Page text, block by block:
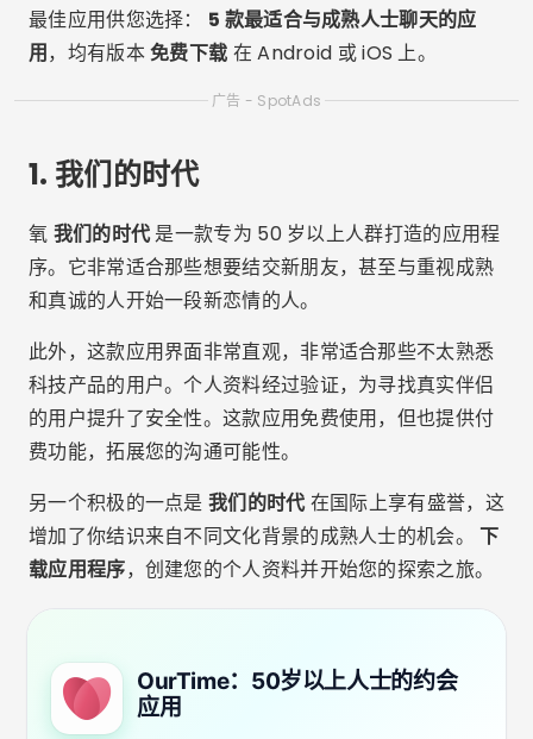
最佳应用供您选择： 5 款最适合与成熟人士聊天的应
用，均有版本免费下载 在 Android 或 iOS 上。
广告 - SpotAds
1. 我们的时代
氧 我们的时代是一款专为 50 岁以上人群打造的应用程
序。它非常适合那些想要结交新朋友，甚至与重视成熟
和真诚的人开始一段新恋情的人。
此外，这款应用界面非常直观，非常适合那些不太熟悉
科技产品的用户。个人资料经过验证，为寻找真实伴侣
的用户提升了安全性。这款应用免费使用，但也提供付
费功能，拓展您的沟通可能性。
另一个积极的一点是 我们的时代在国际上享有盛誉，这
增加了你结识来自不同文化背景的成熟人士的机会。下
载应用程序，创建您的个人资料并开始您的探索之旅。
OurTime：50岁以上人士的约会
应用